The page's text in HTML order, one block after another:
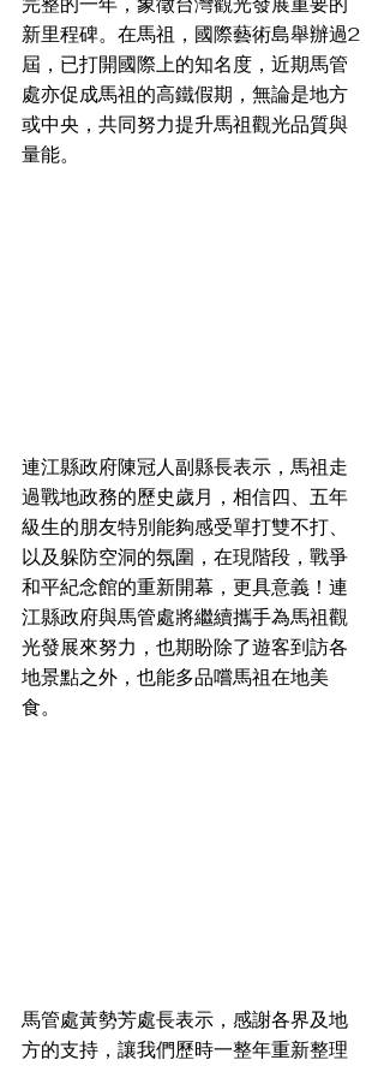
新里程碑。在馬祖，國際藝術島舉辦過2
屆，已打開國際上的知名度，近期馬管
處亦促成馬祖的高鐵假期，無論是地方
或中央，共同努力提升馬祖觀光品質與
量能。
連江縣政府陳冠人副縣長表示，馬祖走
過戰地政務的歷史歲月，相信四、五年
級生的朋友特別能夠感受單打雙不打、
以及躲防空洞的氛圍，在現階段，戰爭
和平紀念館的重新開幕，更具意義！連
江縣政府與馬管處將繼續攜手為馬祖觀
光發展來努力，也期盼除了遊客到訪各
地景點之外，也能多品嚐馬祖在地美
食。
馬管處黃勢芳處長表示，感謝各界及地
方的支持，讓我們歷時一整年重新整理